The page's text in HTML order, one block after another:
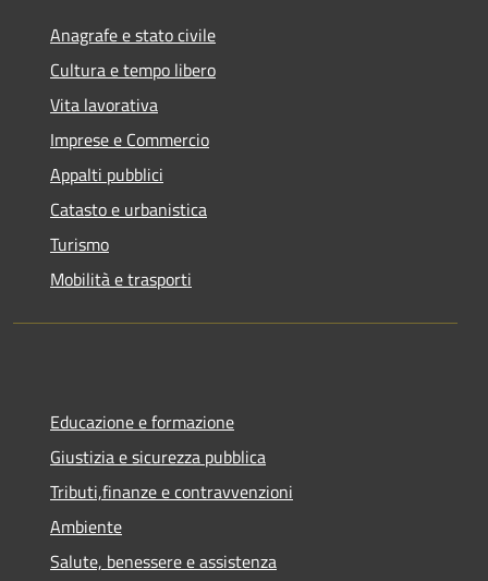
Anagrafe e stato civile
Cultura e tempo libero
Vita lavorativa
Imprese e Commercio
Appalti pubblici
Catasto e urbanistica
Turismo
Mobilità e trasporti
Educazione e formazione
Giustizia e sicurezza pubblica
Tributi,finanze e contravvenzioni
Ambiente
Salute, benessere e assistenza